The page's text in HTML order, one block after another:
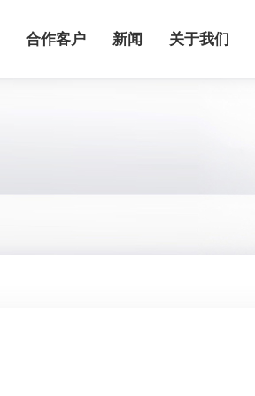
合作客户 新闻 关于我们